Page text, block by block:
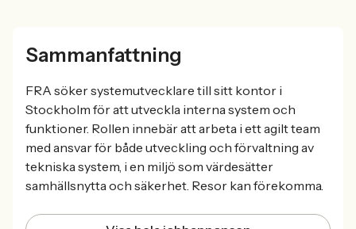
Sammanfattning
FRA söker systemutvecklare till sitt kontor i
Stockholm för att utveckla interna system och
funktioner. Rollen innebär att arbeta i ett agilt team
med ansvar för både utveckling och förvaltning av
tekniska system, i en miljö som värdesätter
samhällsnytta och säkerhet. Resor kan förekomma.